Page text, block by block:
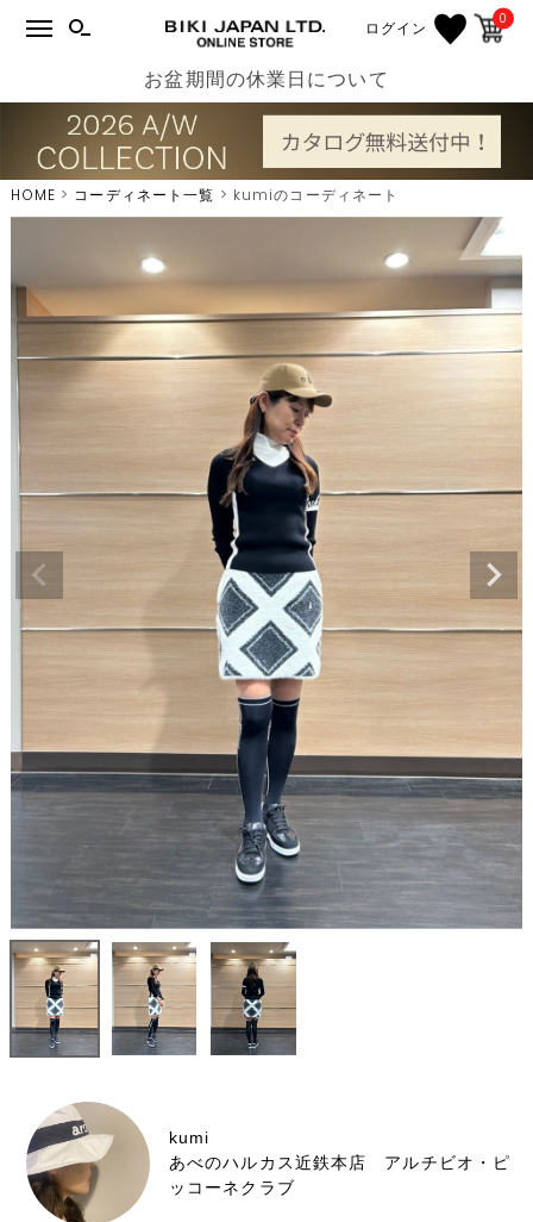
ログイン 0
お盆期間の休業日について
HOME コーディネート一覧 kumiのコーディネート
kumi
あべのハルカス近鉄本店 アルチビオ・ピ
ッコーネクラブ